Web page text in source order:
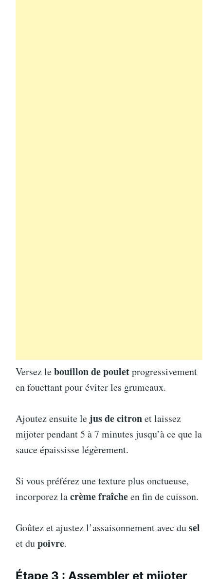
Versez lebouillon de pouletprogressivement
en fouettant pour éviter les grumeaux.
Ajoutez ensuite le jus de citronet laissez
mijoter pendant 5 à 7 minutes jusqu’à ce que la
sauce épaississe légèrement.
Si vous préférez une texture plus onctueuse,
incorporez lacrème fraîcheen fin de cuisson.
Goûtez et ajustez l’assaisonnement avec dusel
et dupoivre.
Étape 3 : Assembler et mijoter